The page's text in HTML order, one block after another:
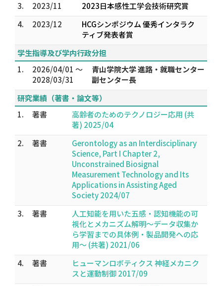
3.
2023/11
2023日本感性工学会技術研究賞
4.
2023/12
HCGシンポジウム 優秀インタラク
ティブ発表者賞
学生指導及び学内行政分担
1.
2026/04/01 ～
2028/03/31
青山学院大学 進路・就職センター
副センター長
研究業績（著書・論文等）
1.
著書
高齢者のためのテクノロジー応用 (共
著) 2025/04
2.
著書
Gerontology as an Interdisciplinary
Science, Part I Chapter 2,
Unconstrained Biosignal
Measurement Technology and Its
Applications in Assisting Aged
Society 2024/07
3.
著書
人工知能を用いた五感・認知機能の可
視化とメカニズム解明～データ収集か
ら学習までの具体例・製品開発への応
用～ (共著) 2021/06
4.
著書
ヒューマンロボティクス 神経メカニク
スと運動制御 2017/09